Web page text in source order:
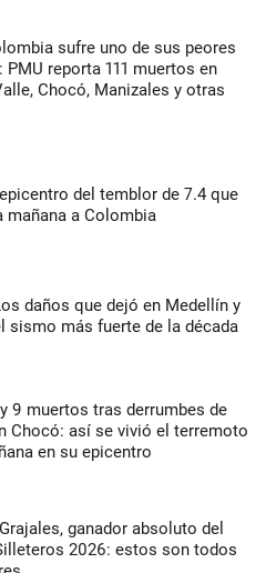
sufre uno de sus peores
reporta 111 muertos en
Chocó, Manizales y otras
del temblor de 7.4 que
mañana a Colombia
daños que dejó en Medellín y
sismo más fuerte de la década
9 muertos tras derrumbes de
Chocó: así se vivió el terremoto
en su epicentro
ganador absoluto del
2026: estos son todos